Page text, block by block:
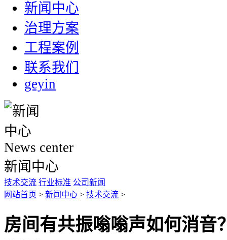
新闻中心
治理方案
工程案例
联系我们
geyin
News center
新闻中心
技术交流 行业标准 公司新闻
网站首页 > 新闻中心 > 技术交流 >
房间有共振嗡嗡声如何消音